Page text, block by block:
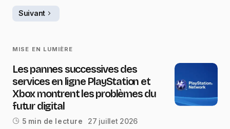
Suivant
MISE EN LUMIÈRE
Les pannes successives des
services en ligne PlayStation et
Xbox montrent les problèmes du
futur digital
5 min de lecture 27 juillet 2026